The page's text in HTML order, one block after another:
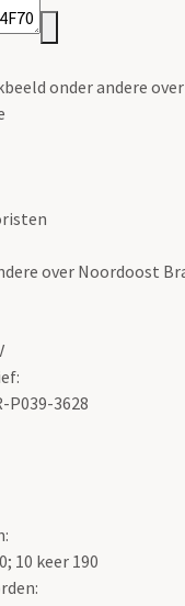
onder andere
over Noordoost
P039-3628
10 keer 190